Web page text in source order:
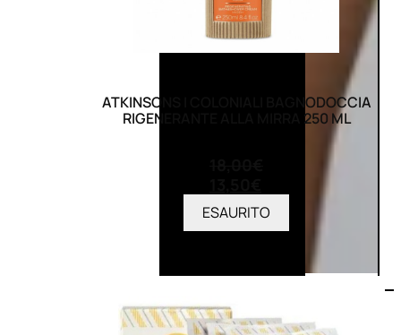
ATKINSONS I COLONIALI BAGNODOCCIA
RIGENERANTE ALLA MIRRA 250 ML
ESAURITO